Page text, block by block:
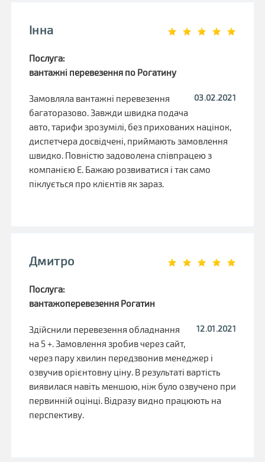
Інна
Послуга:
вантажні перевезення по Рогатину
03.02.2021
Замовляла вантажні перевезення
багаторазово. Завжди швидка подача
авто, тарифи зрозумілі, без прихованих націнок,
диспетчера досвідчені, приймають замовлення
швидко. Повністю задоволена співпрацею з
компанією Е. Бажаю розвиватися і так само
піклується про клієнтів як зараз.
Дмитро
Послуга:
вантажоперевезення Рогатин
12.01.2021
Здійснили перевезення обладнання
на 5 +. Замовлення зробив через сайт,
через пару хвилин передзвонив менеджер і
озвучив орієнтовну ціну. В результаті вартість
виявилася навіть меншою, ніж було озвучено при
первинній оцінці. Відразу видно працюють на
перспективу.